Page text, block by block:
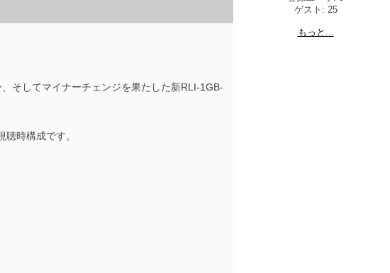
そしてマイナーチェンジを果たした新RLI-1GB-
時構成です。
ゲスト: 25
もっと...